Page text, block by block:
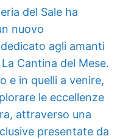
del Sale ha
nuovo
agli amanti
Cantina del Mese.
e in quelli a venire,
le eccellenze
attraverso una
presentate da